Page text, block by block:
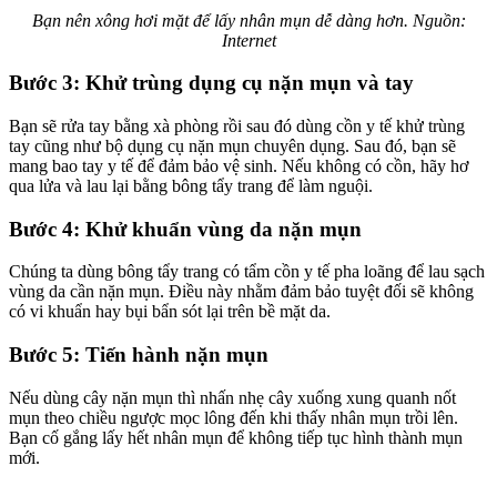
Bạn nên xông hơi mặt để lấy nhân mụn dễ dàng hơn. Nguồn:
Internet
Bước 3: Khử trùng dụng cụ nặn mụn và tay
Bạn sẽ rửa tay bằng xà phòng rồi sau đó dùng cồn y tế khử trùng
tay cũng như bộ dụng cụ nặn mụn chuyên dụng. Sau đó, bạn sẽ
mang bao tay y tế để đảm bảo vệ sinh. Nếu không có cồn, hãy hơ
qua lửa và lau lại bằng bông tẩy trang để làm nguội.
Bước 4: Khử khuẩn vùng da nặn mụn
Chúng ta dùng bông tẩy trang có tẩm cồn y tế pha loãng để lau sạch
vùng da cần nặn mụn. Điều này nhằm đảm bảo tuyệt đối sẽ không
có vi khuẩn hay bụi bẩn sót lại trên bề mặt da.
Bước 5: Tiến hành nặn mụn
Nếu dùng cây nặn mụn thì nhấn nhẹ cây xuống xung quanh nốt
mụn theo chiều ngược mọc lông đến khi thấy nhân mụn trồi lên.
Bạn cố gắng lấy hết nhân mụn để không tiếp tục hình thành mụn
mới.